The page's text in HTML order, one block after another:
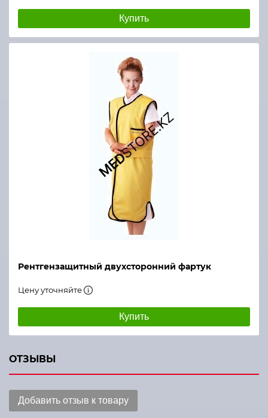
Купить
Рентгензащитный двухсторонний фартук
Цену уточняйте
Купить
ОТЗЫВЫ
Добавить отзыв к товару